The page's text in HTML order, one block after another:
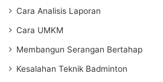
Cara Analisis Laporan
Cara UMKM
Membangun Serangan Bertahap
Kesalahan Teknik Badminton